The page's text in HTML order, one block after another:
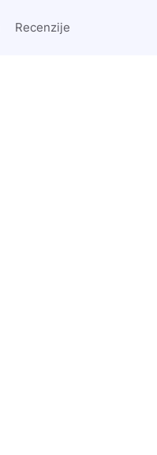
Recenzije